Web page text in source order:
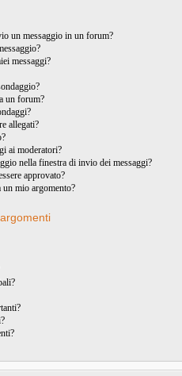
un messaggio in un forum?
messaggi?
un forum?
allegati?
ai moderatori?
nella finestra di invio dei messaggi?
approvato?
un mio argomento?